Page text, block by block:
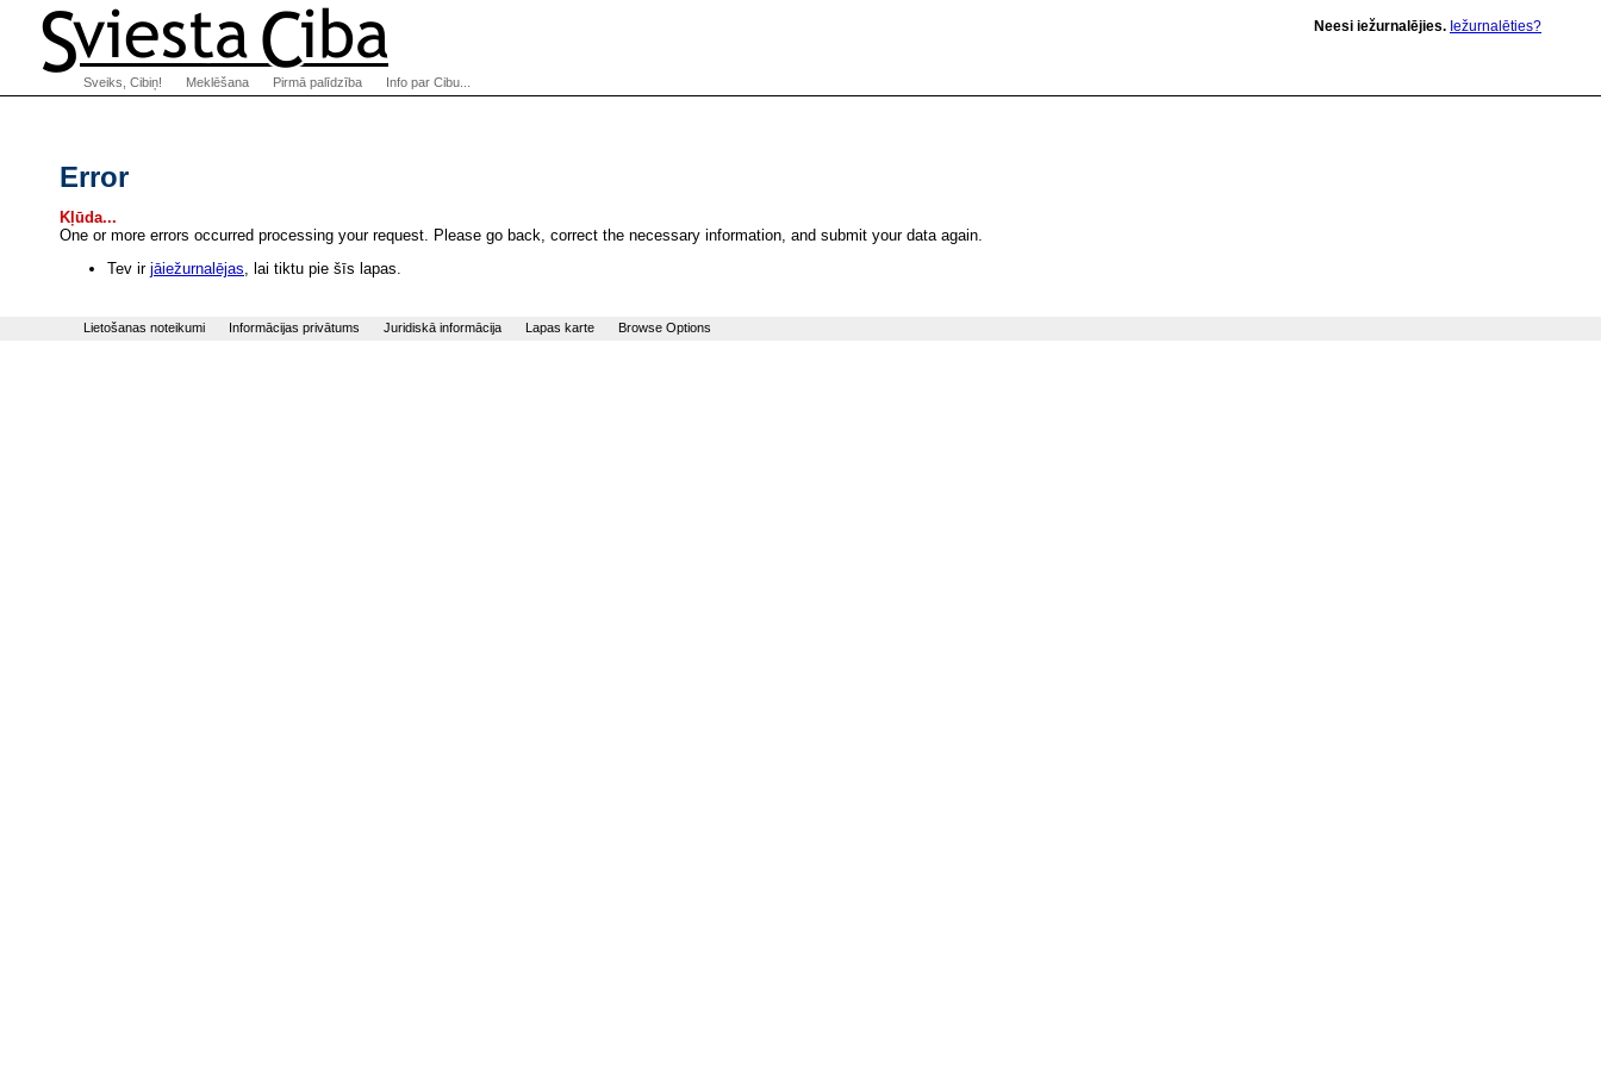
Error
Kļūda...
One or more errors occurred processing your request. Please go back, correct the necessary information, and submit your data again.
Tev ir jāiežurnalējas, lai tiktu pie šīs lapas.
Neesi iežurnalējies. Iežurnalēties?
Sveiks, Cibiņ! Meklēšana Pirmā palīdzība Info par Cibu...
Lietošanas noteikumi Informācijas privātums Juridiskā informācija Lapas karte Browse Options